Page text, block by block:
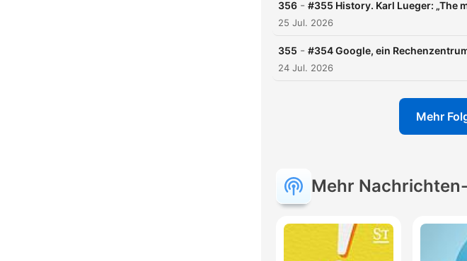
356 - #355 History. Karl Lueger: „The
25 Jul. 2026
355 - #354 Google, ein
24 Jul. 2026
Mehr
Mehr